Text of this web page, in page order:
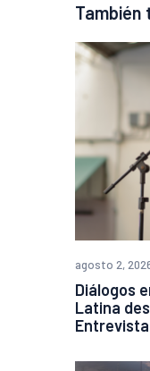
También
agosto 2,
Diálogos
Latina